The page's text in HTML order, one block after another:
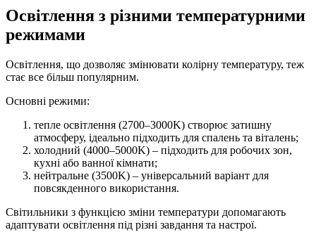
Освітлення з різними температурними
режимами
Освітлення, що дозволяє змінювати колірну температуру, теж
стає все більш популярним.
Основні режими:
тепле освітлення (2700–3000K) створює затишну
атмосферу, ідеально підходить для спалень та віталень;
холодний (4000–5000K) – підходить для робочих зон,
кухні або ванної кімнати;
нейтральне (3500K) – універсальний варіант для
повсякденного використання.
Світильники з функцією зміни температури допомагають
адаптувати освітлення під різні завдання та настрої.